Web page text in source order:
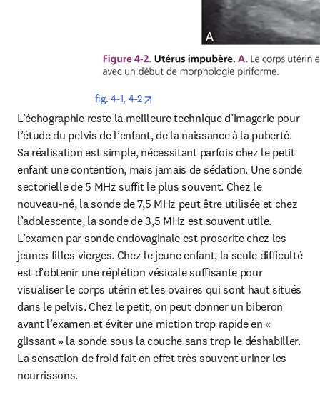
fig. 4-1, 4-2
L’échographie reste la meilleure technique d’imagerie pour
l’étude du pelvis de l’enfant, de la naissance à la puberté.
Sa réalisation est simple, nécessitant parfois chez le petit
enfant une contention, mais jamais de sédation. Une sonde
sectorielle de 5 MHz suffit le plus souvent. Chez le
nouveau-né, la sonde de 7,5 MHz peut être utilisée et chez
l’adolescente, la sonde de 3,5 MHz est souvent utile.
L’examen par sonde endovaginale est proscrite chez les
jeunes filles vierges. Chez le jeune enfant, la seule difficulté
est d’obtenir une réplétion vésicale suffisante pour
visualiser le corps utérin et les ovaires qui sont haut situés
dans le pelvis. Chez le petit, on peut donner un biberon
avant l’examen et éviter une miction trop rapide en «
glissant » la sonde sous la couche sans trop le déshabiller.
La sensation de froid fait en effet très souvent uriner les
nourrissons.